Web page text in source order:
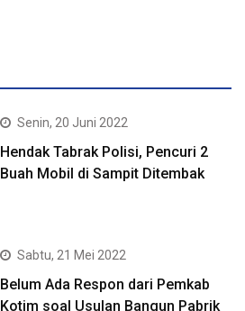
Senin, 20 Juni 2022
Hendak Tabrak Polisi, Pencuri 2
Buah Mobil di Sampit Ditembak
Sabtu, 21 Mei 2022
Belum Ada Respon dari Pemkab
Kotim soal Usulan Bangun Pabrik